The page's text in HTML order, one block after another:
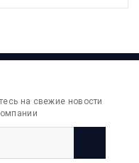
на свежие новости